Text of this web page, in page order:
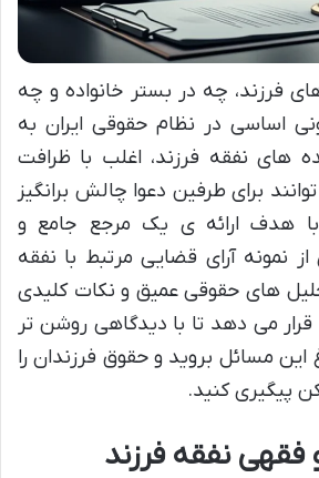
فرزند، چه در بستر خانواده و چه
اساسی در نظام حقوقی ایران به
های نفقه فرزند، اغلب با ظرافت
برای طرفین دعوا چالش برانگیز
با هدف ارائه ی یک مرجع جامع و
از نمونه آرای قضایی مرتبط با نفقه
های حقوقی عمیق و نکات کلیدی
قرار می دهد تا با دیدگاهی روشن تر
این مسائل بروید و حقوق فرزندان را
پیگیری کنید.
فقهی نفقه فرزند